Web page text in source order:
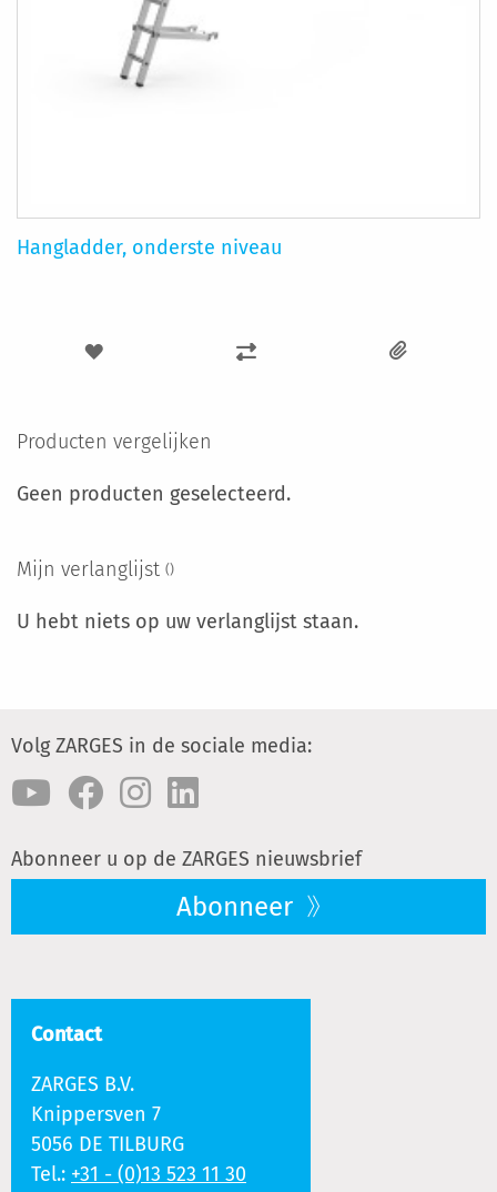
Hangladder, onderste niveau
VOEG
TOEVOEGEN
Producten vergelijken
Geen producten geselecteerd.
Mijn verlanglijst
U hebt niets op uw verlanglijst staan.
Volg ZARGES in de sociale media:
Abonneer u op de ZARGES nieuwsbrief
Abonneer
Contact
ZARGES B.V.
Knippersven 7
5056 DE TILBURG
Tel.: +31 - (0)13 523 11 30